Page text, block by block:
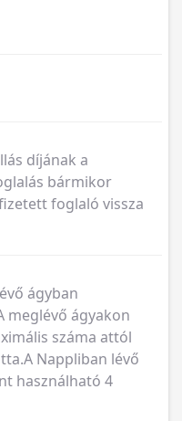
díjának a
bármikor
foglaló vissza
ágyban
meglévő ágyakon
száma attól
Nappliban lévő
használható 4